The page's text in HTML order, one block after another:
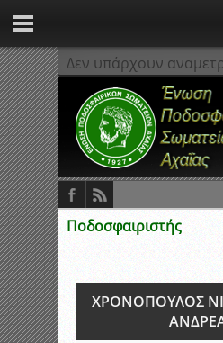
Δεν υπάρχουν
Ποδοσφαιριστής
ΧΡΟΝΟΠΟΥΛΟΣ